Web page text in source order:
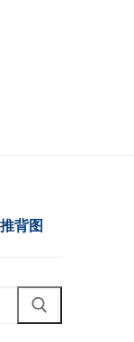
推背图